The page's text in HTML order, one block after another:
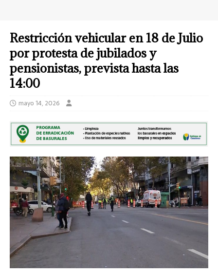
Restricción vehicular en 18 de Julio
por protesta de jubilados y
pensionistas, prevista hasta las
14:00
mayo 14, 2026